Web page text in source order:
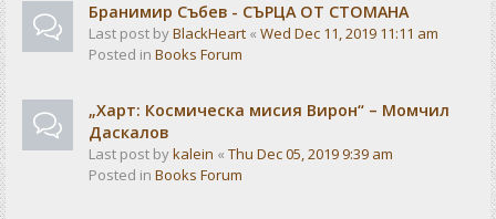
Бранимир Събев - СЪРЦА ОТ СТОМАНА
Last post byBlackHeart « Wed Dec 11, 2019 11:11 am
Posted in Books Forum
„Харт: Космическа мисия Вирон“ – Момчил
Даскалов
Last post bykalein « Thu Dec 05, 2019 9:39 am
Posted in Books Forum